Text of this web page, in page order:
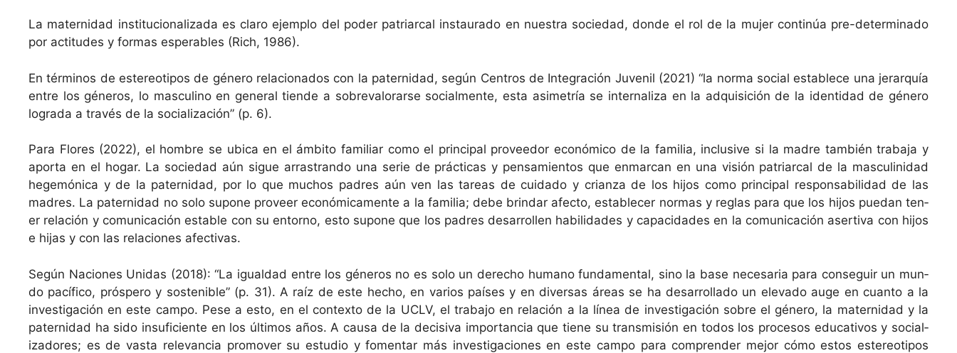
La mater­nidad insti­tu­cional­iza­da es claro ejem­p­lo del poder patri­ar­cal instau­ra­do en nues­tra sociedad, donde el rol de la mujer con­tinúa pre-deter­mi­na­do
por acti­tudes y for­mas esper­a­bles (Rich, 1986).
En tér­mi­nos de estereoti­pos de género rela­ciona­dos con la pater­nidad, según Cen­tros de Inte­gración Juve­nil (2021) “la nor­ma social establece una jer­ar­quía
entre los géneros, lo mas­culi­no en gen­er­al tiende a sobreval­o­rarse social­mente, esta asimetría se inter­nal­iza en la adquisi­ción de la iden­ti­dad de género
logra­da a través de la social­ización” (p. 6).
Para Flo­res (2022), el hom­bre se ubi­ca en el ámbito famil­iar como el prin­ci­pal provee­dor económi­co de la famil­ia, inclu­sive si la madre tam­bién tra­ba­ja y
apor­ta en el hog­ar. La sociedad aún sigue arras­tran­do una serie de prác­ti­cas y pen­samien­tos que enmar­can en una visión patri­ar­cal de la mas­culin­idad
hegemóni­ca y de la pater­nidad, por lo que muchos padres aún ven las tar­eas de cuida­do y cri­an­za de los hijos como prin­ci­pal respon­s­abil­i­dad de las
madres. La pater­nidad no solo supone proveer económi­ca­mente a la famil­ia; debe brindar afec­to, estable­cer nor­mas y reglas para que los hijos puedan ten­
er relación y comu­ni­cación estable con su entorno, esto supone que los padres desar­rollen habil­i­dades y capaci­dades en la comu­ni­cación aserti­va con hijos
e hijas y con las rela­ciones afectivas.
Según Naciones Unidas (2018): “La igual­dad entre los géneros no es solo un dere­cho humano fun­da­men­tal, sino la base nece­saria para con­seguir un mun­
do pací­fi­co, próspero y sostenible” (p. 31). A raíz de este hecho, en var­ios país­es y en diver­sas áreas se ha desar­rol­la­do un ele­va­do auge en cuan­to a la
inves­ti­gación en este cam­po. Pese a esto, en el con­tex­to de la UCLV, el tra­ba­jo en relación a la línea de inves­ti­gación sobre el género, la mater­nidad y la
pater­nidad ha sido insu­fi­ciente en los últi­mos años. A causa de la deci­si­va impor­tan­cia que tiene su trans­misión en todos los pro­ce­sos educa­tivos y social­
izadores; es de vas­ta rel­e­van­cia pro­mover su estu­dio y fomen­tar más inves­ti­ga­ciones en este cam­po para com­pren­der mejor cómo estos estereoti­pos